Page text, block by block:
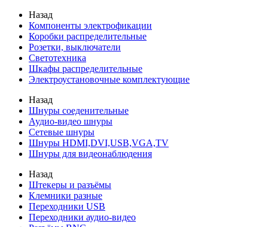
Назад
Компоненты электрофикации
Коробки распределительные
Розетки, выключатели
Светотехника
Шкафы распределительные
Электроустановочные комплектующие
Назад
Шнуры соеденительные
Аудио-видео шнуры
Сетевые шнуры
Шнуры HDMI,DVI,USB,VGA,TV
Шнуры для видеонаблюдения
Назад
Штекеры и разъёмы
Клемники разные
Переходники USB
Переходники аудио-видео